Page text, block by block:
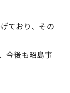
ており、その
今後も昭島事